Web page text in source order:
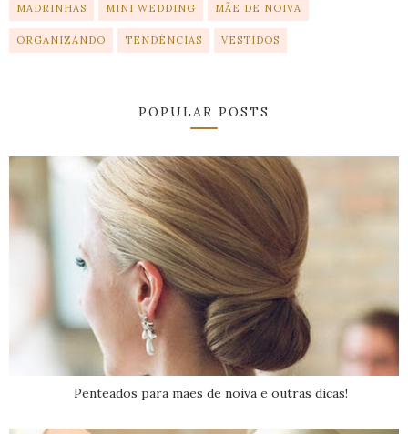
MADRINHAS MINI WEDDING MÃE DE NOIVA
ORGANIZANDO TENDÊNCIAS VESTIDOS
POPULAR POSTS
Penteados para mães de noiva e outras dicas!